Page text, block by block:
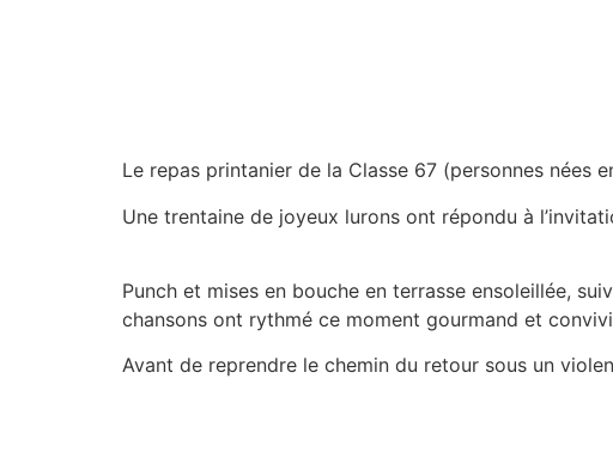
Le repas printanier de la Classe 67 (personnes nées
Une trentaine de joyeux lurons ont répondu à
Punch et mises en bouche en terrasse ensoleillée,
chansons ont rythmé ce moment gourmand et
Avant de reprendre le chemin du retour sous un